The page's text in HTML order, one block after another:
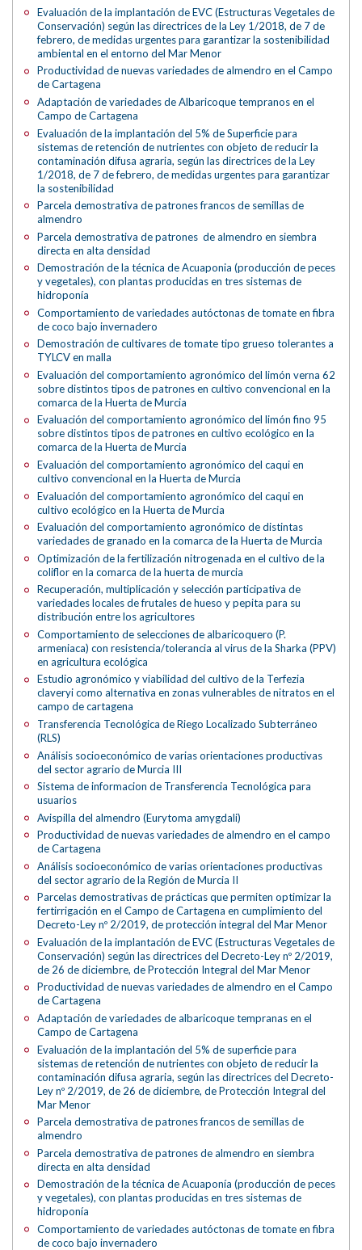
Evaluación de la implantación de EVC (Estructuras Vegetales de
Conservación) según las directrices de la Ley 1/2018, de 7 de
febrero, de medidas urgentes para garantizar la sostenibilidad
ambiental en el entorno del Mar Menor
Productividad de nuevas variedades de almendro en el Campo
de Cartagena
Adaptación de variedades de Albaricoque tempranos en el
Campo de Cartagena
Evaluación de la implantación del 5% de Superficie para
sistemas de retención de nutrientes con objeto de reducir la
contaminación difusa agraria, según las directrices de la Ley
1/2018, de 7 de febrero, de medidas urgentes para garantizar
la sostenibilidad
Parcela demostrativa de patrones francos de semillas de
almendro
Parcela demostrativa de patrones de almendro en siembra
directa en alta densidad
Demostración de la técnica de Acuaponia (producción de peces
y vegetales), con plantas producidas en tres sistemas de
hidroponía
Comportamiento de variedades autóctonas de tomate en fibra
de coco bajo invernadero
Demostración de cultivares de tomate tipo grueso tolerantes a
TYLCV en malla
Evaluación del comportamiento agronómico del limón verna 62
sobre distintos tipos de patrones en cultivo convencional en la
comarca de la Huerta de Murcia
Evaluación del comportamiento agronómico del limón fino 95
sobre distintos tipos de patrones en cultivo ecológico en la
comarca de la Huerta de Murcia
Evaluación del comportamiento agronómico del caqui en
cultivo convencional en la Huerta de Murcia
Evaluación del comportamiento agronómico del caqui en
cultivo ecológico en la Huerta de Murcia
Evaluación del comportamiento agronómico de distintas
variedades de granado en la comarca de la Huerta de Murcia
Optimización de la fertilización nitrogenada en el cultivo de la
coliflor en la comarca de la huerta de murcia
Recuperación, multiplicación y selección participativa de
variedades locales de frutales de hueso y pepita para su
distribución entre los agricultores
Comportamiento de selecciones de albaricoquero (P.
armeniaca) con resistencia/tolerancia al virus de la Sharka (PPV)
en agricultura ecológica
Estudio agronómico y viabilidad del cultivo de la Terfezia
claveryi como alternativa en zonas vulnerables de nitratos en el
campo de cartagena
Transferencia Tecnológica de Riego Localizado Subterráneo
(RLS)
Análisis socioeconómico de varias orientaciones productivas
del sector agrario de Murcia III
Sistema de informacion de Transferencia Tecnológica para
usuarios
Avispilla del almendro (Eurytoma amygdali)
Productividad de nuevas variedades de almendro en el campo
de Cartagena
Análisis socioeconómico de varias orientaciones productivas
del sector agrario de la Región de Murcia II
Parcelas demostrativas de prácticas que permiten optimizar la
fertirrigación en el Campo de Cartagena en cumplimiento del
Decreto-Ley nº 2/2019, de protección integral del Mar Menor
Evaluación de la implantación de EVC (Estructuras Vegetales de
Conservación) según las directrices del Decreto-Ley nº 2/2019,
de 26 de diciembre, de Protección Integral del Mar Menor
Productividad de nuevas variedades de almendro en el Campo
de Cartagena
Adaptación de variedades de albaricoque tempranas en el
Campo de Cartagena
Evaluación de la implantación del 5% de superficie para
sistemas de retención de nutrientes con objeto de reducir la
contaminación difusa agraria, según las directrices del Decreto-
Ley nº 2/2019, de 26 de diciembre, de Protección Integral del
Mar Menor
Parcela demostrativa de patrones francos de semillas de
almendro
Parcela demostrativa de patrones de almendro en siembra
directa en alta densidad
Demostración de la técnica de Acuaponía (producción de peces
y vegetales), con plantas producidas en tres sistemas de
hidroponía
Comportamiento de variedades autóctonas de tomate en fibra
de coco bajo invernadero